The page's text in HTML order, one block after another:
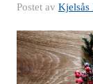
Postet av Kjelsås